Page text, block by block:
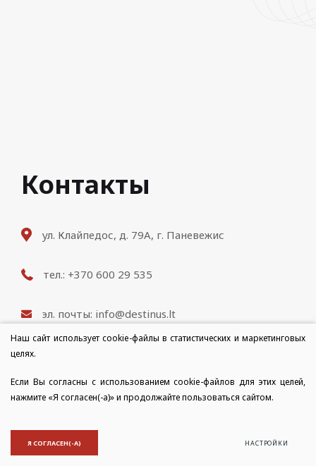
Контакты
ул. Клайпедос, д. 79A, г. Паневежис
тел.: +370 600 29 535
эл. почты: info@destinus.lt
© 2021 Все права защищены
Наш сайт использует cookie-файлы в статистических и маркетинговых
целях.
Если Вы согласны с использованием cookie-файлов для этих целей,
нажмите «Я согласен(-а)» и продолжайте пользоваться сайтом.
Я СОГЛАСЕН(-А) НАСТРОЙКИ